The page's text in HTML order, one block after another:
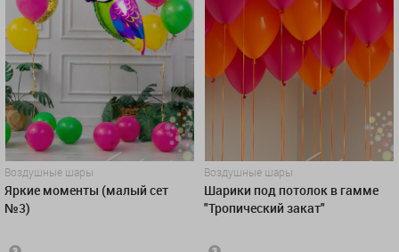
Воздушные шары
Яркие моменты (малый сет
№3)
Воздушные шары
Шарики под потолок в гамме
"Тропический закат"